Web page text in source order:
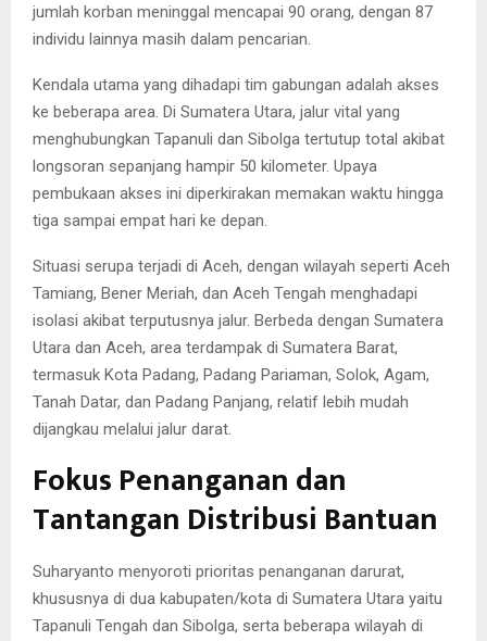
jumlah korban meninggal mencapai 90 orang, dengan 87
individu lainnya masih dalam pencarian.
Kendala utama yang dihadapi tim gabungan adalah akses
ke beberapa area. Di Sumatera Utara, jalur vital yang
menghubungkan Tapanuli dan Sibolga tertutup total akibat
longsoran sepanjang hampir 50 kilometer. Upaya
pembukaan akses ini diperkirakan memakan waktu hingga
tiga sampai empat hari ke depan.
Situasi serupa terjadi di Aceh, dengan wilayah seperti Aceh
Tamiang, Bener Meriah, dan Aceh Tengah menghadapi
isolasi akibat terputusnya jalur. Berbeda dengan Sumatera
Utara dan Aceh, area terdampak di Sumatera Barat,
termasuk Kota Padang, Padang Pariaman, Solok, Agam,
Tanah Datar, dan Padang Panjang, relatif lebih mudah
dijangkau melalui jalur darat.
Fokus Penanganan dan
Tantangan Distribusi Bantuan
Suharyanto menyoroti prioritas penanganan darurat,
khususnya di dua kabupaten/kota di Sumatera Utara yaitu
Tapanuli Tengah dan Sibolga, serta beberapa wilayah di